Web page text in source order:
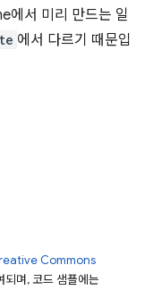
에서 미리 만드는 일
에서 다르기 때문입
Commons
되며, 코드 샘플에는